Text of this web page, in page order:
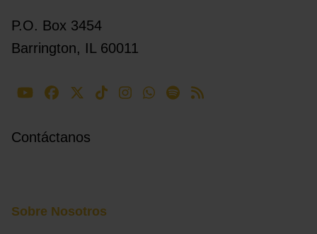
P.O. Box 3454
Barrington, IL 60011
Contáctanos
Sobre Nosotros